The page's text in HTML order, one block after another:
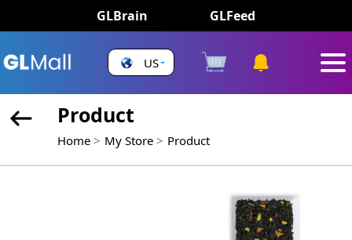
GLBrain GLFeed
US
Product
Home My Store Product